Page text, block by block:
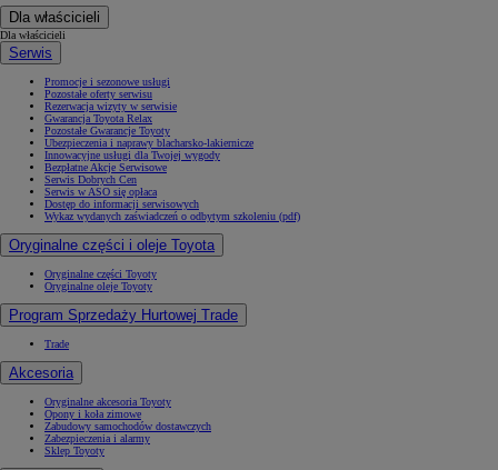
Dla właścicieli
Dla właścicieli
Serwis
Promocje i sezonowe usługi
Pozostałe oferty serwisu
Rezerwacja wizyty w serwisie
Gwarancja Toyota Relax
Pozostałe Gwarancje Toyoty
Ubezpieczenia i naprawy blacharsko-lakiernicze
Innowacyjne usługi dla Twojej wygody
Bezpłatne Akcje Serwisowe
Serwis Dobrych Cen
Serwis w ASO się opłaca
Dostęp do informacji serwisowych
Wykaz wydanych zaświadczeń o odbytym szkoleniu (pdf)
Oryginalne części i oleje Toyota
Oryginalne części Toyoty
Oryginalne oleje Toyoty
Program Sprzedaży Hurtowej Trade
Trade
Akcesoria
Oryginalne akcesoria Toyoty
Opony i koła zimowe
Zabudowy samochodów dostawczych
Zabezpieczenia i alarmy
Sklep Toyoty